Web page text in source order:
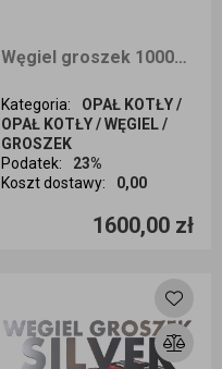
Węgiel groszek 1000KG BARTEX GOLD dostawa Śląsk
Kategoria:
OPAŁ KOTŁY /
OPAŁ KOTŁY / WĘGIEL /
GROSZEK
Podatek:
23%
Koszt dostawy: 0,00
1600,00 zł
Ilość sztuk